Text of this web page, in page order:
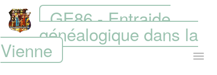
GE86 - Entraide
généalogique dans la
Vienne